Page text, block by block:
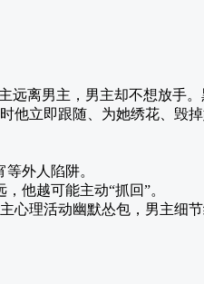
远离男主，男主却不想放手。
他立即跟随、为她绣花、毁
外人陷阱。
他越可能主动“抓回”。
心理活动幽默怂包，男主细